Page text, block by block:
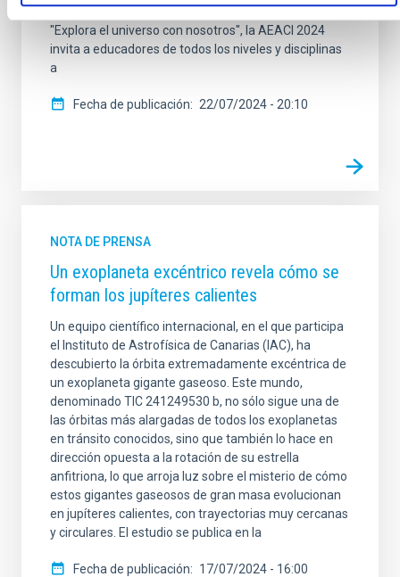
en la enseñanza de la astronomía. Bajo el lema
"Explora el universo con nosotros", la AEACI 2024
invita a educadores de todos los niveles y disciplinas
a
Fecha de publicación 22/07/2024 - 20:10
NOTA DE PRENSA
Un exoplaneta excéntrico revela cómo se
forman los jupíteres calientes
Un equipo científico internacional, en el que participa
el Instituto de Astrofísica de Canarias (IAC), ha
descubierto la órbita extremadamente excéntrica de
un exoplaneta gigante gaseoso. Este mundo,
denominado TIC 241249530 b, no sólo sigue una de
las órbitas más alargadas de todos los exoplanetas
en tránsito conocidos, sino que también lo hace en
dirección opuesta a la rotación de su estrella
anfitriona, lo que arroja luz sobre el misterio de cómo
estos gigantes gaseosos de gran masa evolucionan
en jupíteres calientes, con trayectorias muy cercanas
y circulares. El estudio se publica en la
Fecha de publicación 17/07/2024 - 16:00